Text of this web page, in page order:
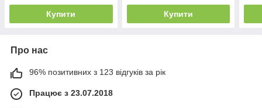
Купити Купити
Про нас
96% позитивних з 123 відгуків за рік
Працює з 23.07.2018